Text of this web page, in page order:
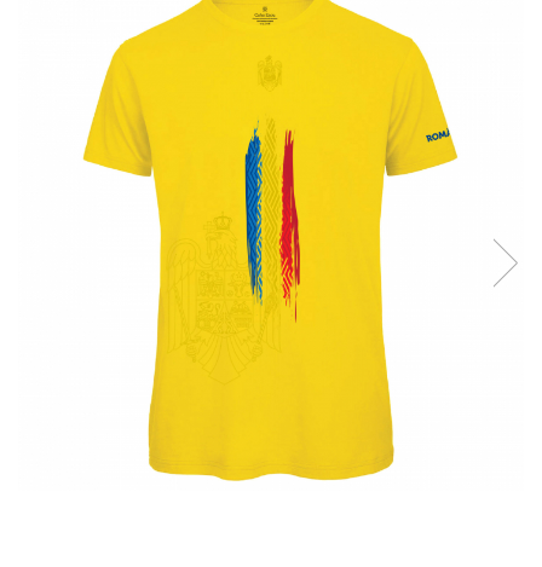
Bluze si hanorace damă
Bluze de trening | Bluze tehnice
Pantaloni
Șepci și căciuli
Simboluri tradiționale
Tricouri cu mesaje de bine
Tricouri de poveste
Colecții speciale